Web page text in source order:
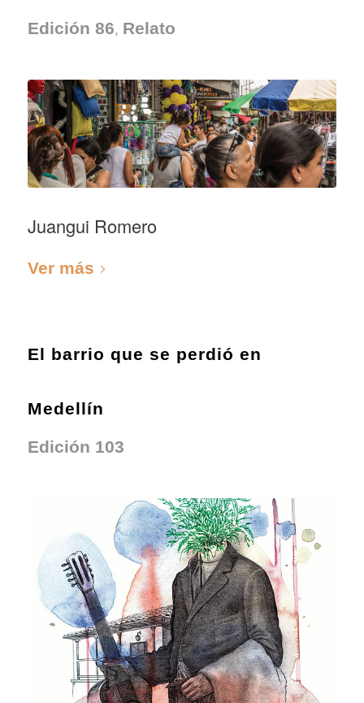
Edición 86, Relato
Juangui Romero
Ver más
El barrio que se perdió en
Medellín
Edición 103